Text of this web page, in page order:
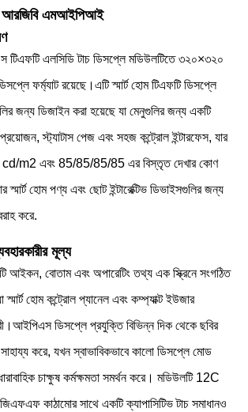
এমআইপিআই
এলসিডি টাচ ডিসপ্লে মডিউলটিতে ৩২০×৩২০
ফর্ম্যাট রয়েছে।এটি স্মার্ট হোম টিএফটি ডিসপ্লে
জন্য ডিজাইন করা হয়েছে যা মেনুগুলির জন্য একটি
প্রয়োজন, স্ট্যাটাস পেজ এবং সহজ কন্ট্রোল ইন্টারফেস, যার
cd/m2 এবং 85/85/85/85 এর বিস্তৃত দেখার কোণ
স্মার্ট হোম পণ্য এবং ছোট ইন্টারেক্টিভ ডিভাইসগুলির জন্য
করে.
মূল্য
আইকন, বোতাম এবং অপারেটিং তথ্য এক স্ক্রিনে সংগঠিত
হোম কন্ট্রোল প্যানেল এবং কম্প্যাক্ট ইউজার
ডিসপ্লে প্রযুক্তি বিভিন্ন দিক থেকে ছবির
করে, যখন স্বাভাবিকভাবে কালো ডিসপ্লে মোড
চাক্ষুষ কর্মক্ষমতা সমর্থন করে। মডিউলটি 12C
কাঠামোর সাথে একটি ক্যাপাসিটিভ টাচ সমাধানও